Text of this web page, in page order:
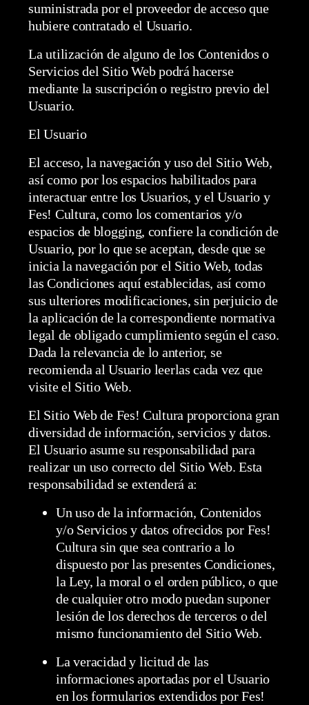
suministrada por el proveedor de acceso que
hubiere contratado el Usuario.
La utilización de alguno de los Contenidos o
Servicios del Sitio Web podrá hacerse
mediante la suscripción o registro previo del
Usuario.
El Usuario
El acceso, la navegación y uso del Sitio Web,
así como por los espacios habilitados para
interactuar entre los Usuarios, y el Usuario y
Fes! Cultura, como los comentarios y/o
espacios de blogging, confiere la condición de
Usuario, por lo que se aceptan, desde que se
inicia la navegación por el Sitio Web, todas
las Condiciones aquí establecidas, así como
sus ulteriores modificaciones, sin perjuicio de
la aplicación de la correspondiente normativa
legal de obligado cumplimiento según el caso.
Dada la relevancia de lo anterior, se
recomienda al Usuario leerlas cada vez que
visite el Sitio Web.
El Sitio Web de Fes! Cultura proporciona gran
diversidad de información, servicios y datos.
El Usuario asume su responsabilidad para
realizar un uso correcto del Sitio Web. Esta
responsabilidad se extenderá a:
Un uso de la información, Contenidos
y/o Servicios y datos ofrecidos por Fes!
Cultura sin que sea contrario a lo
dispuesto por las presentes Condiciones,
la Ley, la moral o el orden público, o que
de cualquier otro modo puedan suponer
lesión de los derechos de terceros o del
mismo funcionamiento del Sitio Web.
La veracidad y licitud de las
informaciones aportadas por el Usuario
en los formularios extendidos por Fes!